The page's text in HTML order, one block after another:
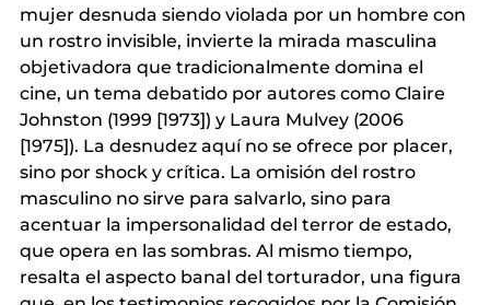
mujer desnuda siendo violada por un hombre con
un rostro invisible, invierte la mirada masculina
objetivadora que tradicionalmente domina el
cine, un tema debatido por autores como Claire
Johnston (1999 [1973]) y Laura Mulvey (2006
[1975]). La desnudez aquí no se ofrece por placer,
sino por shock y crítica. La omisión del rostro
masculino no sirve para salvarlo, sino para
acentuar la impersonalidad del terror de estado,
que opera en las sombras. Al mismo tiempo,
resalta el aspecto banal del torturador, una figura